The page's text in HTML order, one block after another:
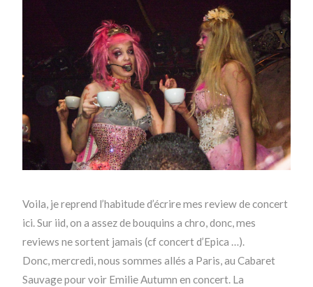
Voila, je reprend l’habitude d’écrire mes review de concert
ici. Sur iid, on a assez de bouquins a chro, donc, mes
reviews ne sortent jamais (cf concert d’Epica …).
Donc, mercredi, nous sommes allés a Paris, au Cabaret
Sauvage pour voir Emilie Autumn en concert. La